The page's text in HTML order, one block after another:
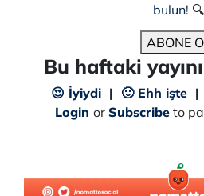
bulun! 🔍
ABONE
Bu haftaki
😍 İyiydi | 🙂 Ehh işte |
Login or Subscribe to